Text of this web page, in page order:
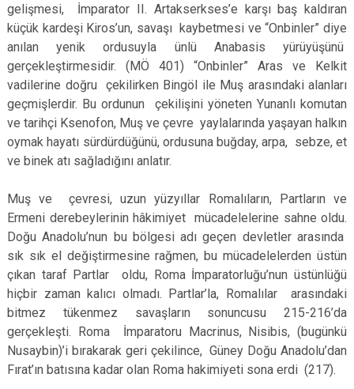
gelişmesi, İmparator II. Artakserkses’e karşı baş kaldıran
küçük kardeşi Kiros’un, savaşı kaybetmesi ve “Onbinler” diye
anılan yenik ordusuyla ünlü Anabasis yürüyüşünü
gerçekleştirmesidir. (MÖ 401) “Onbinler” Aras ve Kelkit
vadilerine doğru çekilirken Bingöl ile Muş arasındaki alanları
geçmişlerdir. Bu ordunun çekilişini yöneten Yunanlı komutan
ve tarihçi Ksenofon, Muş ve çevre yaylalarında yaşayan halkın
oymak hayatı sürdürdüğünü, ordusuna buğday, arpa, sebze, et
ve binek atı sağladığını anlatır.
Muş ve çevresi, uzun yüzyıllar Romalıların, Partların ve
Ermeni derebeylerinin hâkimiyet mücadelelerine sahne oldu.
Doğu Anadolu’nun bu bölgesi adı geçen devletler arasında
sık sık el değiştirmesine rağmen, bu mücadelelerden üstün
çıkan taraf Partlar oldu, Roma İmparatorluğu’nun üstünlüğü
hiçbir zaman kalıcı olmadı. Partlar’la, Romalılar arasındaki
bitmez tükenmez savaşların sonuncusu 215-216’da
gerçekleşti. Roma İmparatoru Macrinus, Nisibis, (bugünkü
Nusaybin)’i bırakarak geri çekilince, Güney Doğu Anadolu’dan
Fırat’ın batısına kadar olan Roma hakimiyeti sona erdi (217).